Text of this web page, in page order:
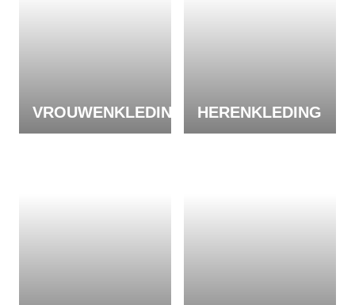
VROUWENKLEDING HERENKLEDING